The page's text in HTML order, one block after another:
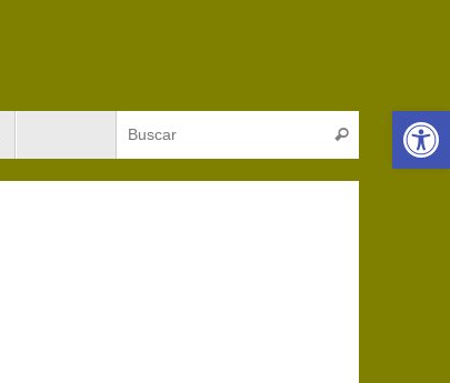
Abrir
Búsqueda
Buscar